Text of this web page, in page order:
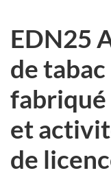
EDN25
de
fabriqué
et
de